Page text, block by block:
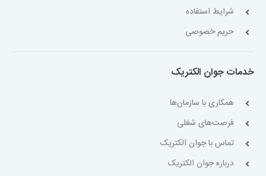
شرایط استفاده
حریم خصوصی
خدمات جوان الکتریک
همکاری با سازمان‌ها
فرصت‌های شغلی
تماس با جوان الکتریک
درباره جوان الکتریک